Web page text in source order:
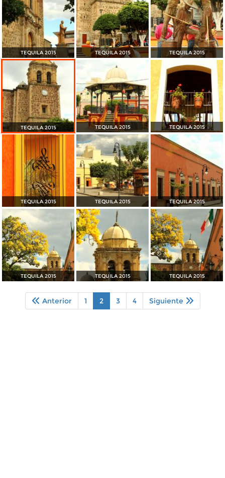
TEQUILA 2015 TEQUILA 2015 TEQUILA 2015
TEQUILA 2015 TEQUILA 2015 TEQUILA 2015
TEQUILA 2015 TEQUILA 2015 TEQUILA 2015
TEQUILA 2015 TEQUILA 2015 TEQUILA 2015
Anterior 1 2 3 4 Siguiente